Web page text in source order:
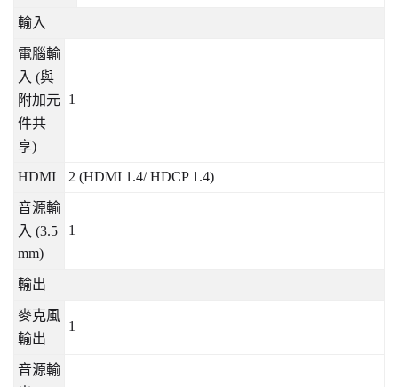
輸入
電腦輸
入 (與
附加元
件共
享)
1
HDMI 2 (HDMI 1.4/ HDCP 1.4)
音源輸
入 (3.5
mm)
1
輸出
麥克風
輸出
1
音源輸